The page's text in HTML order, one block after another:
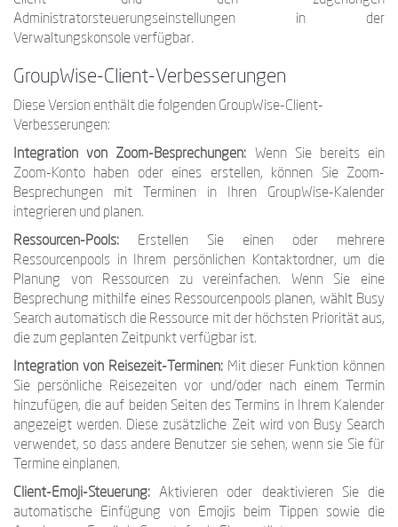
Administratorsteuerungseinstellungen in der
Verwaltungskonsole verfügbar.
GroupWise-Client-Verbesserungen
Diese Version enthält die folgenden GroupWise-Client-
Verbesserungen:
Integration von Zoom-Besprechungen: Wenn Sie bereits ein
Zoom-Konto haben oder eines erstellen, können Sie Zoom-
Besprechungen mit Terminen in Ihren GroupWise-Kalender
integrieren und planen.
Ressourcen-Pools: Erstellen Sie einen oder mehrere
Ressourcenpools in Ihrem persönlichen Kontaktordner, um die
Planung von Ressourcen zu vereinfachen. Wenn Sie eine
Besprechung mithilfe eines Ressourcenpools planen, wählt Busy
Search automatisch die Ressource mit der höchsten Priorität aus,
die zum geplanten Zeitpunkt verfügbar ist.
Integration von Reisezeit-Terminen:Mit dieser Funktion können
Sie persönliche Reisezeiten vor und/oder nach einem Termin
hinzufügen, die auf beiden Seiten des Termins in Ihrem Kalender
angezeigt werden. Diese zusätzliche Zeit wird von Busy Search
verwendet, so dass andere Benutzer sie sehen, wenn sie Sie für
Termine einplanen.
Client-Emoji-Steuerung: Aktivieren oder deaktivieren Sie die
automatische Einfügung von Emojis beim Tippen sowie die